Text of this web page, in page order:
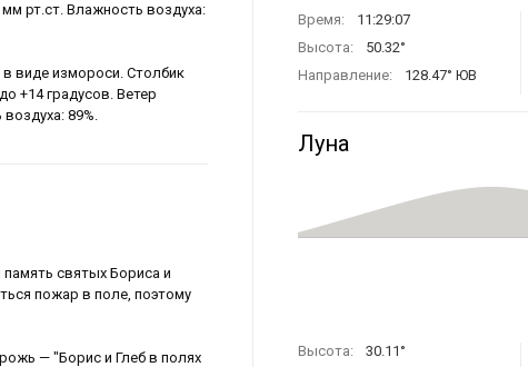
рт.ст. Влажность воздуха:
виде измороси. Столбик
+14 градусов. Ветер
89%.
святых Бориса и
пожар в поле, поэтому
— "Борис и Глеб в полях
Время:
11:29:07
Высота:
50.32°
Направление:
128.47° ЮВ
Луна
Высота:
30.11°